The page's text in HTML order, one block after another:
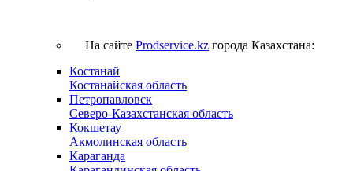
На сайте Prodservice.kz города Казахстана:
Костанай
Костанайская область
Петропавловск
Северо-Казахстанская область
Кокшетау
Акмолинская область
Караганда